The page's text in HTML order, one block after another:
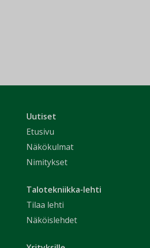
Uutiset
Etusivu
Näkökulmat
Nimitykset
Talotekniikka-lehti
Tilaa lehti
Näköislehdet